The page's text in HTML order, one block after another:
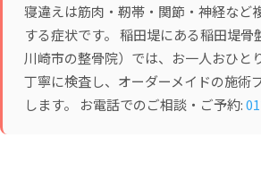
寝違えは筋肉・靭帯・関節・神経など
する症状です。 稲田堤にある稲田堤骨
川崎市の整骨院）では、お一人おひと
丁寧に検査し、オーダーメイドの施術
します。 お電話でのご相談・ご予約: